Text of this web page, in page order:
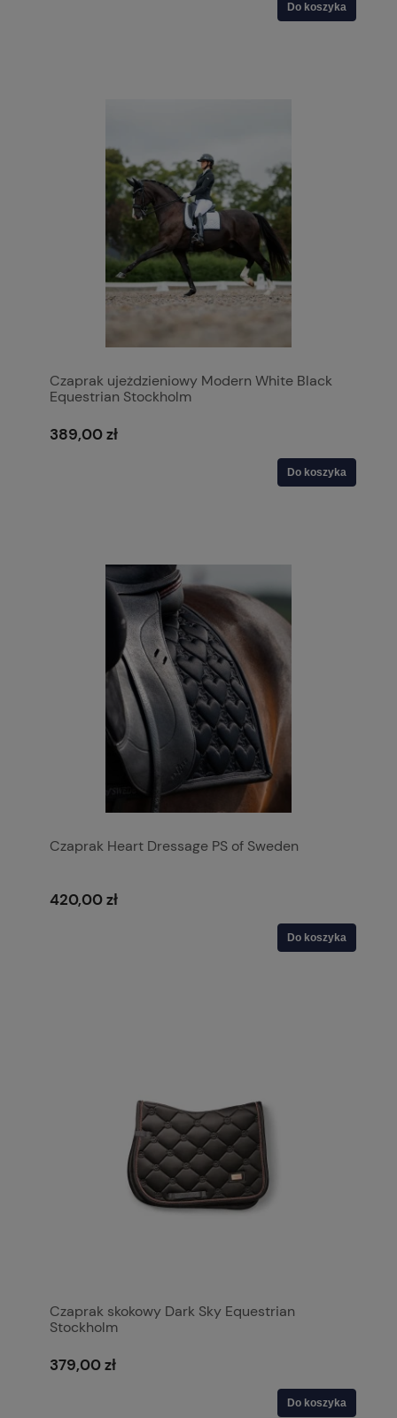
Do koszyka
Czaprak ujeżdzieniowy Modern White Black
Equestrian Stockholm
389,00 zł
Do koszyka
Czaprak Heart Dressage PS of Sweden
420,00 zł
Do koszyka
Czaprak skokowy Dark Sky Equestrian
Stockholm
379,00 zł
Do koszyka